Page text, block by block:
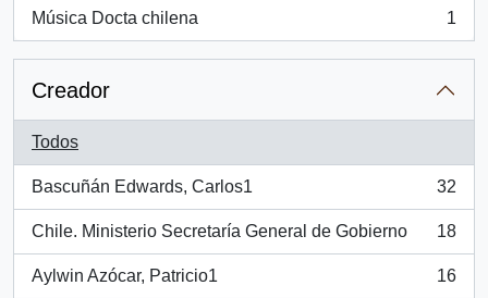
Música Docta chilena
, 1 resultados
1
Creador
Todos
Bascuñán Edwards, Carlos1
, 32 resultados
32
Chile. Ministerio Secretaría General de Gobierno
, 18 resultados
18
Aylwin Azócar, Patricio1
, 16 resultados
16